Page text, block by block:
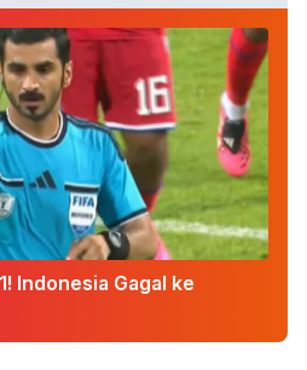
Indonesia Gagal ke